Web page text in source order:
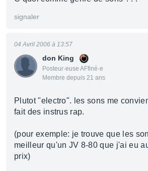
signaler
don King
Posteur·euse AFfiné·e
Membre depuis 21 ans
04 Avril 2006 à 13:57
Plutot "electro". les sons me
fait des instrus rap.
(pour exemple: je trouve que les
meilleur qu'un JV 8-80 que j'ai eu
prix)